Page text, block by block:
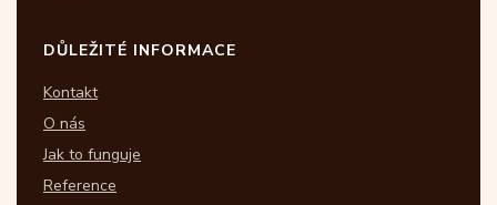
DŮLEŽITÉ INFORMACE
Kontakt
O nás
Jak to funguje
Reference